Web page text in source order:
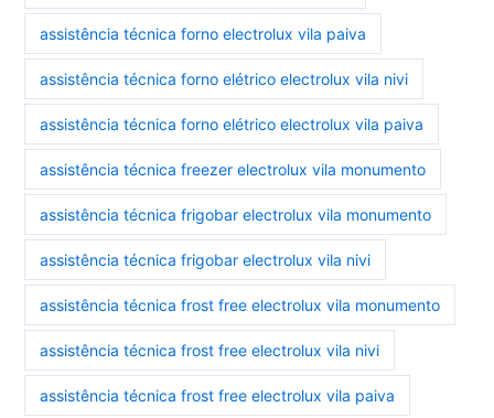
assistência técnica forno electrolux vila paiva
assistência técnica forno elétrico electrolux vila nivi
assistência técnica forno elétrico electrolux vila paiva
assistência técnica freezer electrolux vila monumento
assistência técnica frigobar electrolux vila monumento
assistência técnica frigobar electrolux vila nivi
assistência técnica frost free electrolux vila monumento
assistência técnica frost free electrolux vila nivi
assistência técnica frost free electrolux vila paiva